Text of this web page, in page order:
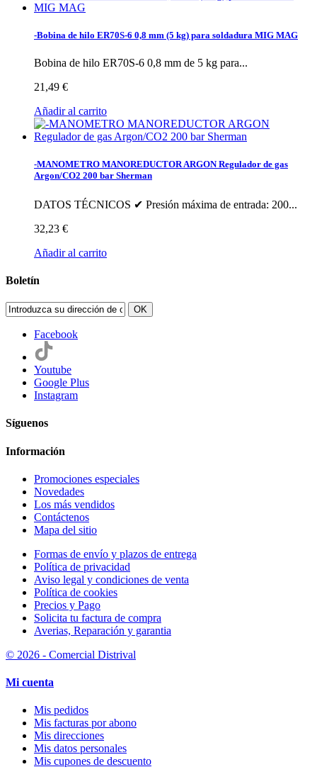
-Bobina de hilo ER70S-6 0,8 mm (5 kg) para soldadura MIG MAG
Bobina de hilo ER70S-6 0,8 mm de 5 kg para...
21,49 €
Añadir al carrito
-MANOMETRO MANOREDUCTOR ARGON Regulador de gas
Argon/CO2 200 bar Sherman
DATOS TÉCNICOS ✔ Presión máxima de entrada: 200...
32,23 €
Añadir al carrito
Boletín
OK
Facebook
Youtube
Google Plus
Instagram
Síguenos
Información
Promociones especiales
Novedades
Los más vendidos
Contáctenos
Mapa del sitio
Formas de envío y plazos de entrega
Política de privacidad
Aviso legal y condiciones de venta
Política de cookies
Precios y Pago
Solicita tu factura de compra
Averias, Reparación y garantia
© 2026 - Comercial Distrival
Mi cuenta
Mis pedidos
Mis facturas por abono
Mis direcciones
Mis datos personales
Mis cupones de descuento